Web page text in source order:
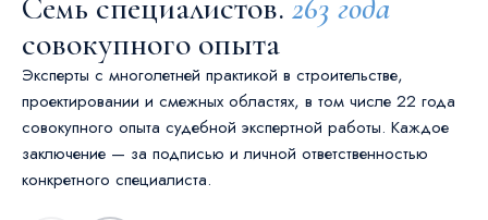
совокупного опыта
Эксперты с многолетней практикой в строительстве,
проектировании и смежных областях, в том числе 22 года
совокупного опыта судебной экспертной работы. Каждое
заключение — за подписью и личной ответственностью
конкретного специалиста.